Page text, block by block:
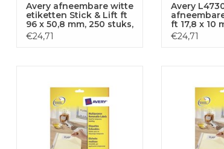
Avery afneembare witte
etiketten Stick & Lift ft
96 x 50,8 mm, 250 stuks,
10 per blad
€24,71
Avery
ft 17,8 x 10
6.750
€24,71
TOEVOEGEN AAN
WINKELWAGEN